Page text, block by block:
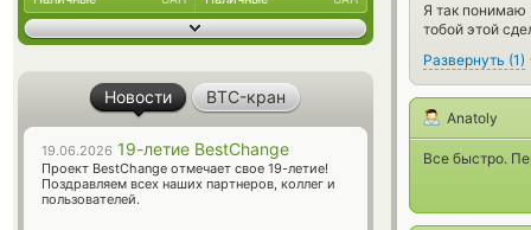
Я так понимаю
тобой этой
Развернуть (1)
Anatoly
Все быстро.
Новости BTC-кран
19.06.2026 19-летие BestChange
Проект BestChange отмечает свое 19-летие!
Поздравляем всех наших партнеров, коллег и
пользователей.